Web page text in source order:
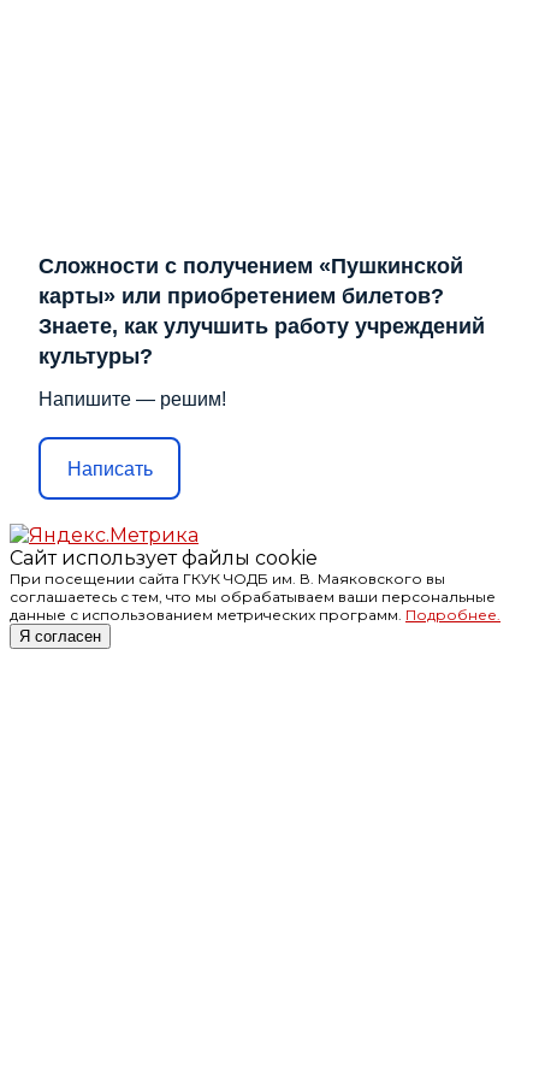
Сложности с получением «Пушкинской
карты» или приобретением билетов?
Знаете, как улучшить работу учреждений
культуры?
Напишите — решим!
Написать
Сайт использует файлы cookie
При посещении сайта ГКУК ЧОДБ им. В. Маяковского вы
соглашаетесь с тем, что мы обрабатываем ваши персональные
данные с использованием метрических программ. Подробнее.
Я согласен